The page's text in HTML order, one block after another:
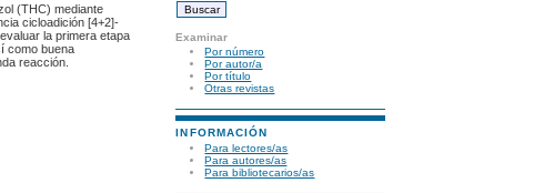
Examinar
Por número
Por autor/a
Por título
Otras revistas
INFORMACIÓN
Para lectores/as
Para autores/as
Para bibliotecarios/as
(THC) mediante
cicloadición [4+2]-
la primera etapa
como buena
reacción.